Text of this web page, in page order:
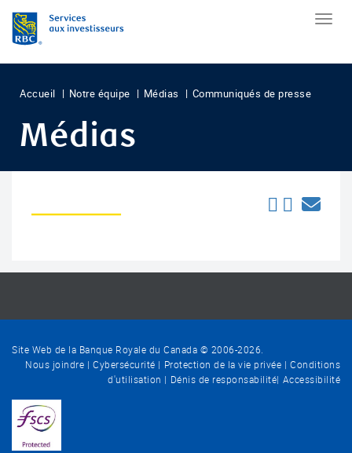
Accueil Notre équipe Médias Communiqués de presse
Médias
Site Web de la Banque Royale du Canada © 2006-2026.
Nous joindre
Cybersécurité Protection de la vie privée
Conditions
d'utilisation
Dénis de responsabilité Accessibilité